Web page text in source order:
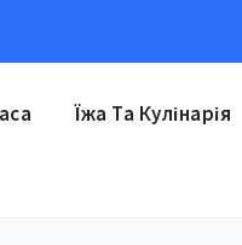
Їжа Та Кулінарія